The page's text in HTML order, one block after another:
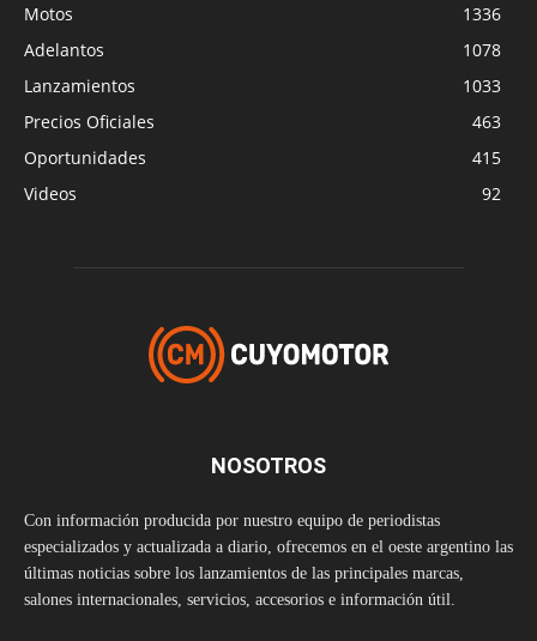
Motos
1336
Adelantos
1078
Lanzamientos
1033
Precios Oficiales
463
Oportunidades
415
Videos
92
NOSOTROS
Con información producida por nuestro equipo de periodistas
especializados y actualizada a diario, ofrecemos en el oeste argentino las
últimas noticias sobre los lanzamientos de las principales marcas,
salones internacionales, servicios, accesorios e información útil.